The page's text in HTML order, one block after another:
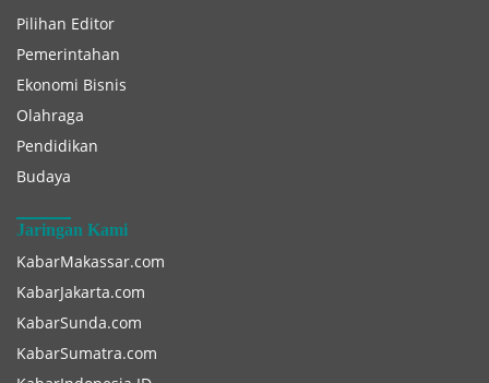
Pilihan Editor
Pemerintahan
Ekonomi Bisnis
Olahraga
Pendidikan
Budaya
Jaringan Kami
KabarMakassar.com
KabarJakarta.com
KabarSunda.com
KabarSumatra.com